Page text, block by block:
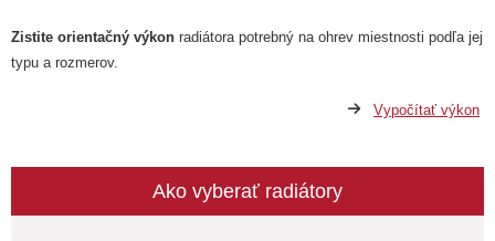
Zistite orientačný výkon radiátora potrebný na ohrev miestnosti podľa jej
typu a rozmerov.
Vypočítať výkon
Ako vyberať radiátory